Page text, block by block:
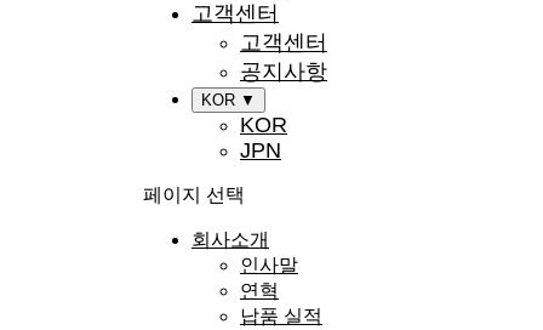
고객센터
고객센터
공지사항
KOR ▼
KOR
JPN
페이지 선택
회사소개
인사말
연혁
납품 실적